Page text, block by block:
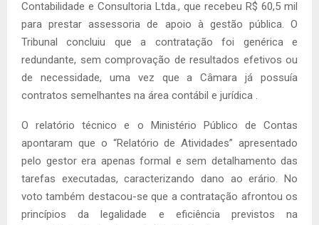
Contabilidade e Consultoria Ltda., que recebeu R$ 60,5 mil
para prestar assessoria de apoio à gestão pública. O
Tribunal concluiu que a contratação foi genérica e
redundante, sem comprovação de resultados efetivos ou
de necessidade, uma vez que a Câmara já possuía
contratos semelhantes na área contábil e jurídica .
O relatório técnico e o Ministério Público de Contas
apontaram que o “Relatório de Atividades” apresentado
pelo gestor era apenas formal e sem detalhamento das
tarefas executadas, caracterizando dano ao erário. No
voto também destacou-se que a contratação afrontou os
princípios da legalidade e eficiência previstos na